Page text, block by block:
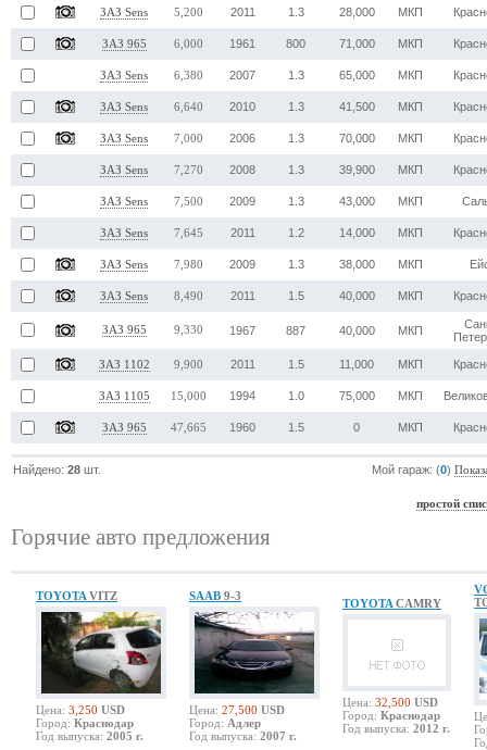
ЗАЗ Sens 5,200 2011 1.3 28,000 МКП
ЗАЗ 965 6,000 1961 800 71,000 МКП
ЗАЗ Sens 6,380 2007 1.3 65,000 МКП
ЗАЗ Sens 6,640 2010 1.3 41,500 МКП
ЗАЗ Sens 7,000 2006 1.3 70,000 МКП
ЗАЗ Sens 7,270 2008 1.3 39,900 МКП
ЗАЗ Sens 7,500 2009 1.3 43,000 МКП
ЗАЗ Sens 7,645 2011 1.2 14,000 МКП
ЗАЗ Sens 7,980 2009 1.3 38,000 МКП
ЗАЗ Sens 8,490 2011 1.5 40,000 МКП
ЗАЗ 965 9,330 1967 887 40,000 МКП
ЗАЗ 1102 9,900 2011 1.5 11,000 МКП
ЗАЗ 1105 15,000 1994 1.0 75,000 МКП
ЗАЗ 965 47,665 1960 1.5 0 МКП
Найдено:28 шт. Мой гараж: (0)
простой
Горячие авто предложения
TOYOTA VITZ
Цена: 3,250 USD
Город: Краснодар
Год выпуска: 2005 г.
SAAB 9-3
Цена: 27,500 USD
Город: Адлер
Год выпуска: 2007 г.
TOYOTA CAMRY
Цена: 32,500 USD
Город: Краснодар
Год выпуска: 2012 г.